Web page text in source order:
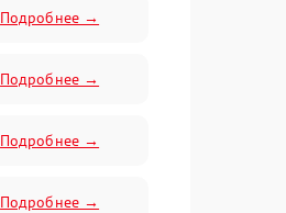
Подробнее →
Подробнее →
Подробнее →
Подробнее →